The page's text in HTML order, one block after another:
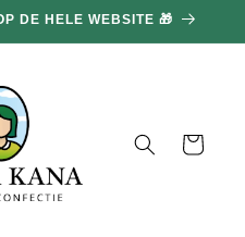
VAN 100€ 🔥
Mand